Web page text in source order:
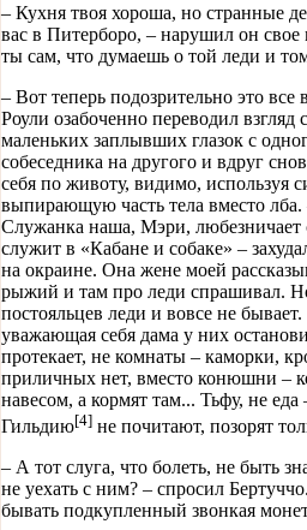
– Кухня твоя хороша, но странные
вас в Питерборо, – нарушил он
ты сам, что думаешь о той леди и
– Вот теперь подозрительно это все
Роули озабоченно переводил взгляд
маленьких заплывших глазок с
собеседника на другого и вдруг
себя по животу, видимо, используя
выпирающую часть тела вместо
Служанка наша, Мэри, любезничает
служит в «Кабане и собаке» –
на окраине. Она жене моей
рыжий и там про леди спрашивал.
постояльцев леди и вовсе не
уважающая себя дама у них
протекает, не комнаты – каморки,
приличных нет, вместо конюшни –
навесом, а кормят там... Тьфу, не еда
Гильдию[4] не почитают, позорят
– А тот слуга, что болеть, не быть
не уехать с ним? – спросил
бывать подкупленный звонкая